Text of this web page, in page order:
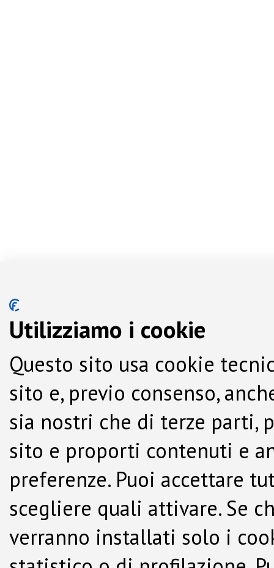
Utilizziamo i cookie
Questo sito usa cookie
sito e, previo consenso,
sia nostri che di terze parti,
sito e proporti contenuti e
preferenze. Puoi accettare
scegliere quali attivare. Se
verranno installati solo i